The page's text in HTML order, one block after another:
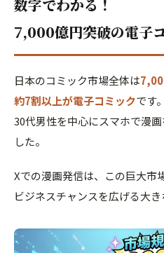
数字でわかる！
7,000億円突破の電子
日本のコミック市場全体は
約7割以上が電子コミックです。
30代男性を中心にスマホで漫
した。
Xでの漫画発信は、この巨大市
ビジネスチャンスを広げる大き